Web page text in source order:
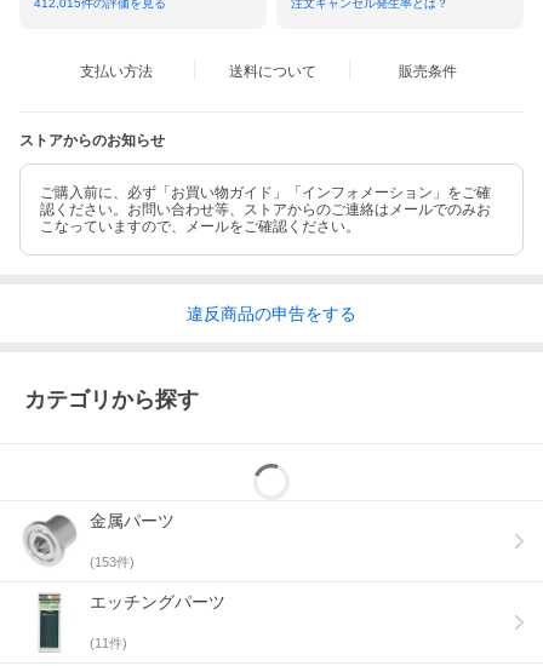
412,015件の評価を見る 注文キャンセル発生率とは？
支払い方法 送料について 販売条件
ストアからのお知らせ
ご購入前に、必ず「お買い物ガイド」「インフォメーション」をご確
認ください。お問い合わせ等、ストアからのご連絡はメールでのみお
こなっていますので、メールをご確認ください。
違反商品の申告をする
カテゴリから探す
金属パーツ
(153件)
エッチングパーツ
(11件)